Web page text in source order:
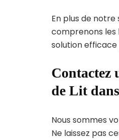
En plus de notre
comprenons les
solution efficace
Contactez
de Lit
Nous sommes
Ne laissez pas